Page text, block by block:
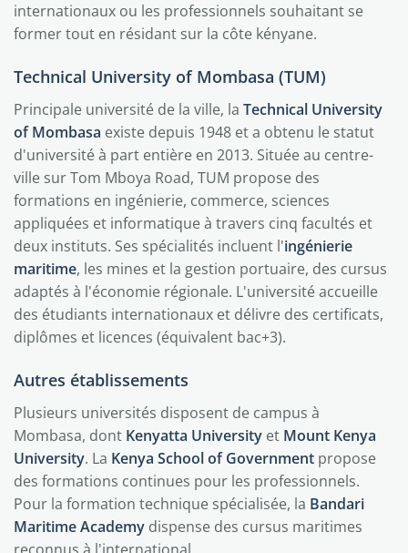
internationaux ou les professionnels souhaitant se
former tout en résidant sur la côte kényane.
Technical University of Mombasa (TUM)
Principale université de la ville, la Technical University
of Mombasa existe depuis 1948 et a obtenu le statut
d'université à part entière en 2013. Située au centre-
ville sur Tom Mboya Road, TUM propose des
formations en ingénierie, commerce, sciences
appliquées et informatique à travers cinq facultés et
deux instituts. Ses spécialités incluent l'ingénierie
maritime, les mines et la gestion portuaire, des cursus
adaptés à l'économie régionale. L'université accueille
des étudiants internationaux et délivre des certificats,
diplômes et licences (équivalent bac+3).
Autres établissements
Plusieurs universités disposent de campus à
Mombasa, dont Kenyatta University et Mount Kenya
University. La Kenya School of Government propose
des formations continues pour les professionnels.
Pour la formation technique spécialisée, la Bandari
Maritime Academy dispense des cursus maritimes